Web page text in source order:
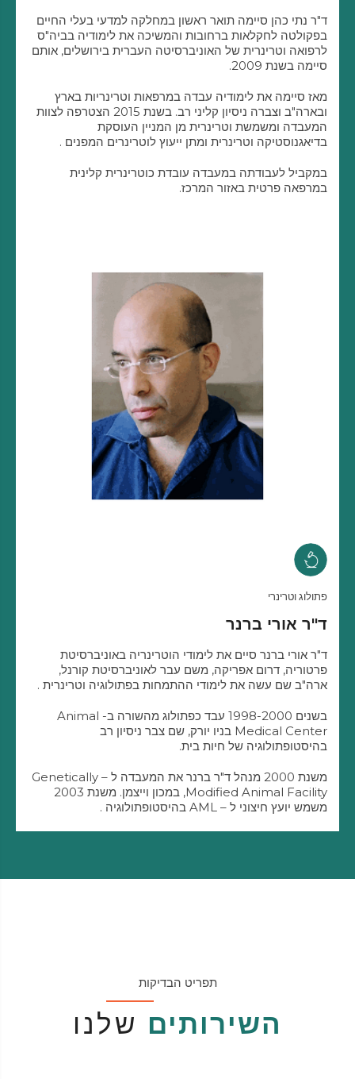
ד"ר נתי כהן סיימה תואר ראשון במחלקה למדעי בעלי החיים
בפקולטה לחקלאות ברחובות והמשיכה את לימודיה בביה"ס
לרפואה וטרינרית של האוניברסיטה העברית בירושלים, אותם
סיימה בשנת 2009.
מאז סיימה את לימודיה עבדה במרפאות וטרינריות בארץ
ובארה"ב וצברה ניסיון קליני רב. בשנת 2015 הצטרפה לצוות
המעבדה ומשמשת וטרינרית מן המניין העוסקת
בדיאגנוסטיקה וטרינרית ומתן ייעוץ לוטרינרים המפנים .
במקביל לעבודתה במעבדה עובדת כוטרינרית קלינית
במרפאה פרטית באזור המרכז.
פתולוג וטרינרי
ד"ר אורי ברנר
ד"ר אורי ברנר סיים את לימודי הוטרינריה באוניברסיטת
פרטוריה, דרום אפריקה, משם עבר לאוניברסיטת קורנל,
ארה"ב שם עשה את לימודי ההתמחות בפתולוגיה וטרינרית .
בשנים 1998-2000 עבד כפתולוג מהשורה ב- Animal
Medical Center בניו יורק, שם צבר ניסיון רב
בהיסטופתולוגיה של חיות בית.
משנת 2000 מנהל ד"ר ברנר את המעבדה ל – Genetically
Modified Animal Facility, במכון וייצמן. משנת 2003
משמש יועץ חיצוני ל – AML בהיסטופתולוגיה .
תפריט הבדיקות
השירותים שלנו